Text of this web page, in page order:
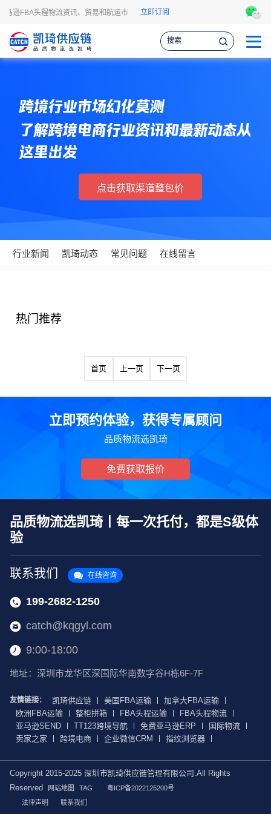
逊FBA头程物流资讯、贸易和航运市场的趋势和最新事件，让您掌握各种情报，
立即订阅
跨境行业市场幻化莫测
了解跨境电商行业资讯和最新动态从
这里出发
点击获取渠道整包价
行业新闻 凯琦动态 常见问题 在线留言
热门推荐
首页 上一页 下一页
立即预约体验，获得专属顾问
品质物流选凯琦
免费获取报价
品质物流选凯琦丨每一次托付，都是S级体
验
联系我们 在线咨询
199-2682-1250
catch@kqgyl.com
9:00-18:00
地址：深圳市龙华区深国际华南数字谷H栋6F-7F
友情链接： 凯琦供应链 美国FBA运输
加拿大FBA运输
欧洲FBA运输
整柜拼箱 FBA头程运输
FBA头程物流
亚马逊SEND
TT123跨境导航 免费亚马逊ERP
国际物流
卖家之家
跨境电商 企业微信CRM 指纹浏览器
Copyright 2015-2025 深圳市凯琦供应链管理有限公司.All Rights
Reserved
网站地图 TAG
粤ICP备2022125200号
法律声明
联系我们